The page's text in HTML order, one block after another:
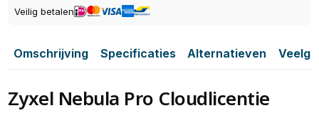
Veilig betalen
Omschrijving Specificaties Alternatieven
Zyxel Nebula Pro Cloudlicentie